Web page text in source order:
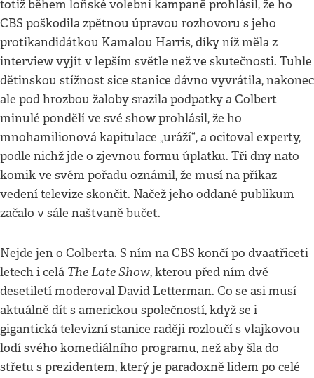
totiž během loňské volební kampaně prohlásil, že ho
CBS poškodila zpětnou úpravou rozhovoru s jeho
protikandidátkou Kamalou Harris, díky níž měla z
interview vyjít v lepším světle než ve skutečnosti. Tuhle
dětinskou stížnost sice stanice dávno vyvrátila, nakonec
ale pod hrozbou žaloby srazila podpatky a Colbert
minulé pondělí ve své show prohlásil, že ho
mnohamilionová kapitulace „uráží“, a ocitoval experty,
podle nichž jde o zjevnou formu úplatku. Tři dny nato
komik ve svém pořadu oznámil, že musí na příkaz
vedení televize skončit. Načež jeho oddané publikum
začalo v sále naštvaně bučet.
Nejde jen o Colberta. S ním na CBS končí po dvaatřiceti
letech i celá The Late Show, kterou před ním dvě
desetiletí moderoval David Letterman. Co se asi musí
aktuálně dít s americkou společností, když se i
gigantická televizní stanice raději rozloučí s vlajkovou
lodí svého komediálního programu, než aby šla do
střetu s prezidentem, který je paradoxně lidem po celé